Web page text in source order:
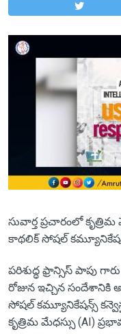
సువార్త ప్రచారంలో
కాథలిక్ సోషల్
పరిశుద్ధ ఫ్రాన్సిస్ పాపు
రోజున ఇచ్చిన సందేశానికి
సోషల్ కమ్యూనికేషన్స్
కృత్రిమ మేధస్సు (AI)